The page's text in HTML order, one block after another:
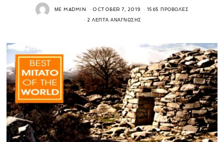
ΜΕMADMIN OCTOBER 7, 2019 1565 ΠΡΟΒΟΛΈΣ
2 ΛΕΠΤΆ ΑΝΆΓΝΩΣΗΣ